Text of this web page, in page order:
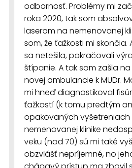
odbornosť. Problémy mi
roka 2020, tak som
laserom na nemenovanej
som, že ťažkosti mi skončia.
sa netešila, pokračovali
štípanie. A tak som zašla
novej ambulancie k MUDr.
mi hneď diagnostikoval
ťažkostí (k tomu predtým
opakovaných vyšetreniach
nemenovanej klinike
veku (nad 70) sú mi také
obzvlášť nepríjemné, no